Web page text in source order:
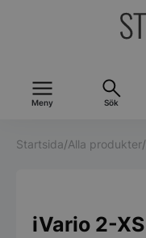
Meny Sök
Startsida/Alla produkter/
iVario 2-XS